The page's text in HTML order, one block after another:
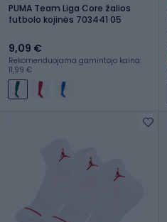
PUMA Team Liga Core žalios
futbolo kojinės 703441 05
9,09 €
Rekomenduojama gamintojo kaina:
11,99 €